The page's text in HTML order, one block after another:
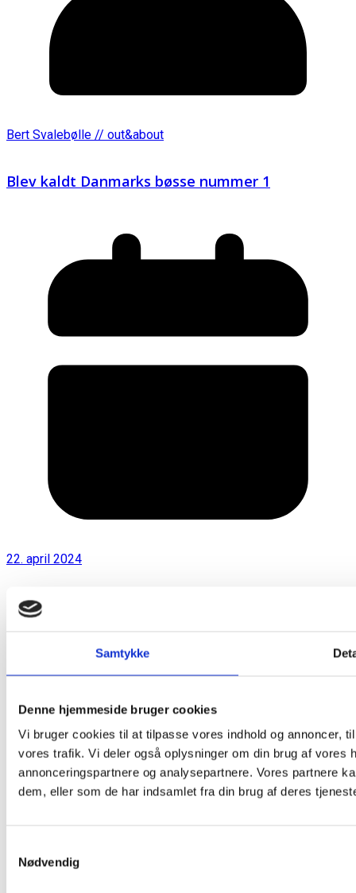
Samtykke
Denne hjemmeside bruger cookies
Vi bruger cookies til at tilpasse vores indhold og annoncer,
vores trafik. Vi deler også oplysninger om din brug af vores
annonceringspartnere og analysepartnere. Vores partnere
dem, eller som de har indsamlet fra din brug af deres
Nødvendig
Bert Svalebølle // out&about
Blev kaldt Danmarks bøsse nummer 1
22. april 2024